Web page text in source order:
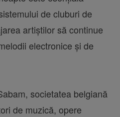
de cluburi de
artiștilor să continue
electronice și de
societatea belgiană
de muzică, opere